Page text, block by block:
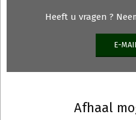
Heeft u vragen ?
E-
Afhaal